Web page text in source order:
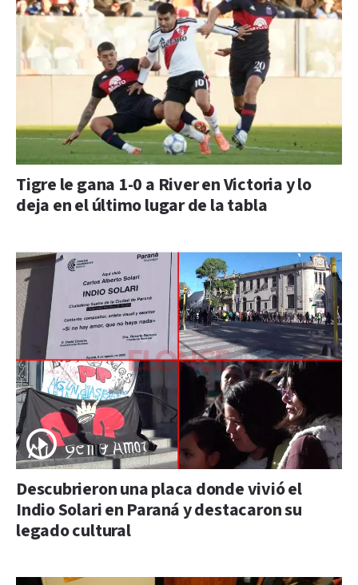
Tigre le gana 1-0 a River en Victoria y lo
deja en el último lugar de la tabla
Descubrieron una placa donde vivió el
Indio Solari en Paraná y destacaron su
legado cultural